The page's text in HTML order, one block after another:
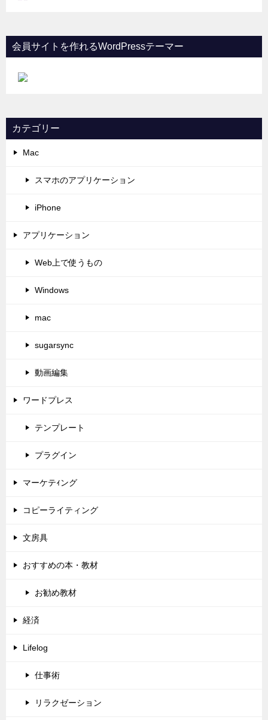
会員サイトを作れるWordPressテーマー
カテゴリー
Mac
スマホのアプリケーション
iPhone
アプリケーション
Web上で使うもの
Windows
mac
sugarsync
動画編集
ワードプレス
テンプレート
プラグイン
マーケテｨング
コピーライティング
文房具
おすすめの本・教材
お勧め教材
経済
Lifelog
仕事術
リラクゼーション